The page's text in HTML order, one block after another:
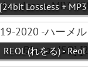
Lossless +
REOL (れをる) -